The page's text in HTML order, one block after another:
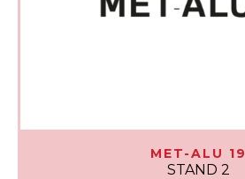
MET-ALU 19
STAND 2